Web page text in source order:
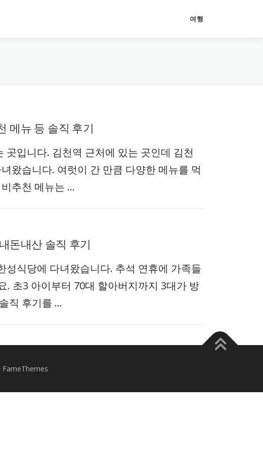
여행
메뉴 등 솔직 후기
입니다. 김천역 근처에 있는 곳인데 김천
왔습니다. 여럿이 간 만큼 다양한 메뉴를 먹
추천 메뉴는 …
돈내산 솔직 후기
식당에 다녀왔습니다. 추석 연휴에 가족들
. 초3 아이부터 70대 할아버지까지 3대가 방
직 후기를 …
FameThemes